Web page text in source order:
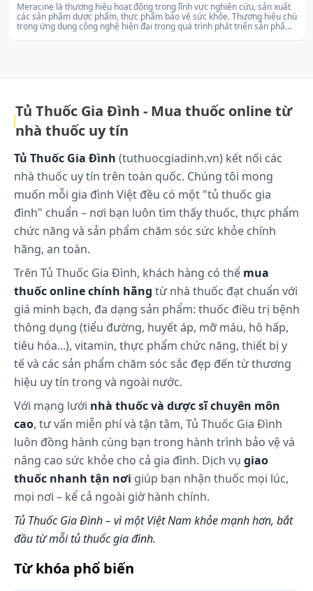
Meracine là thương hiệu hoạt động trong lĩnh vực nghiên cứu, sản xuất
các sản phẩm dược phẩm, thực phẩm bảo vệ sức khỏe. Thương hiệu chú
trọng ứng dụng công nghệ hiện đại trong quá trình phát triển sản phẩm,
Tủ Thuốc Gia Đình - Mua thuốc online từ
nhà thuốc uy tín
Tủ Thuốc Gia Đình (tuthuocgiadinh.vn) kết nối các
nhà thuốc uy tín trên toàn quốc. Chúng tôi mong
muốn mỗi gia đình Việt đều có một "tủ thuốc gia
đình" chuẩn – nơi bạn luôn tìm thấy thuốc, thực phẩm
chức năng và sản phẩm chăm sóc sức khỏe chính
hãng, an toàn.
Trên Tủ Thuốc Gia Đình, khách hàng có thể mua
thuốc online chính hãng từ nhà thuốc đạt chuẩn với
giá minh bạch, đa dạng sản phẩm: thuốc điều trị bệnh
thông dụng (tiểu đường, huyết áp, mỡ máu, hô hấp,
tiêu hóa...), vitamin, thực phẩm chức năng, thiết bị y
tế và các sản phẩm chăm sóc sắc đẹp đến từ thương
hiệu uy tín trong và ngoài nước.
Với mạng lưới nhà thuốc và dược sĩ chuyên môn
cao, tư vấn miễn phí và tận tâm, Tủ Thuốc Gia Đình
luôn đồng hành cùng bạn trong hành trình bảo vệ và
nâng cao sức khỏe cho cả gia đình. Dịch vụ giao
thuốc nhanh tận nơi giúp bạn nhận thuốc mọi lúc,
mọi nơi – kể cả ngoài giờ hành chính.
Tủ Thuốc Gia Đình – vì một Việt Nam khỏe mạnh hơn, bắt
đầu từ mỗi tủ thuốc gia đình.
Từ khóa phổ biến